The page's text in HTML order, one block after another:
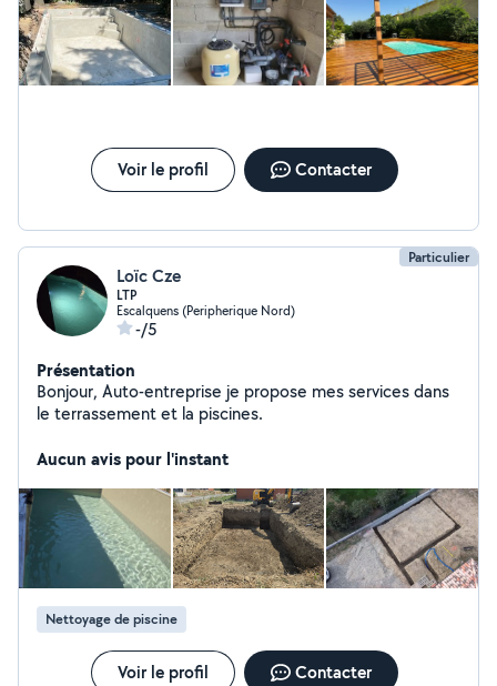
Voir le profil Contacter
Particulier
Loïc Cze
LTP
Escalquens (Peripherique Nord)
-/5
Présentation
Bonjour, Auto-entreprise je propose mes services dans
le terrassement et la piscines.
Aucun avis pour l'instant
Nettoyage de piscine
Voir le profil Contacter